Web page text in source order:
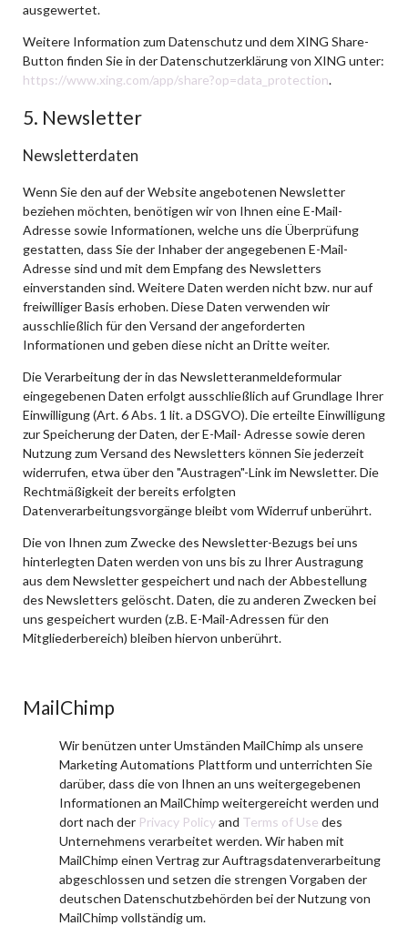
ausgewertet.
Weitere Information zum Datenschutz und dem XING Share-
Button finden Sie in der Datenschutzerklärung von XING unter:
https://www.xing.com/app/share?op=data_protection.
5. Newsletter
Newsletterdaten
Wenn Sie den auf der Website angebotenen Newsletter
beziehen möchten, benötigen wir von Ihnen eine E-Mail-
Adresse sowie Informationen, welche uns die Überprüfung
gestatten, dass Sie der Inhaber der angegebenen E-Mail-
Adresse sind und mit dem Empfang des Newsletters
einverstanden sind. Weitere Daten werden nicht bzw. nur auf
freiwilliger Basis erhoben. Diese Daten verwenden wir
ausschließlich für den Versand der angeforderten
Informationen und geben diese nicht an Dritte weiter.
Die Verarbeitung der in das Newsletteranmeldeformular
eingegebenen Daten erfolgt ausschließlich auf Grundlage Ihrer
Einwilligung (Art. 6 Abs. 1 lit. a DSGVO). Die erteilte Einwilligung
zur Speicherung der Daten, der E-Mail- Adresse sowie deren
Nutzung zum Versand des Newsletters können Sie jederzeit
widerrufen, etwa über den "Austragen"-Link im Newsletter. Die
Rechtmäßigkeit der bereits erfolgten
Datenverarbeitungsvorgänge bleibt vom Widerruf unberührt.
Die von Ihnen zum Zwecke des Newsletter-Bezugs bei uns
hinterlegten Daten werden von uns bis zu Ihrer Austragung
aus dem Newsletter gespeichert und nach der Abbestellung
des Newsletters gelöscht. Daten, die zu anderen Zwecken bei
uns gespeichert wurden (z.B. E-Mail-Adressen für den
Mitgliederbereich) bleiben hiervon unberührt.
MailChimp
Wir benützen unter Umständen MailChimp als unsere
Marketing Automations Plattform und unterrichten Sie
darüber, dass die von Ihnen an uns weitergegebenen
Informationen an MailChimp weitergereicht werden und
dort nach der Privacy Policyand Terms of Use des
Unternehmens verarbeitet werden. Wir haben mit
MailChimp einen Vertrag zur Auftragsdatenverarbeitung
abgeschlossen und setzen die strengen Vorgaben der
deutschen Datenschutzbehörden bei der Nutzung von
MailChimp vollständig um.